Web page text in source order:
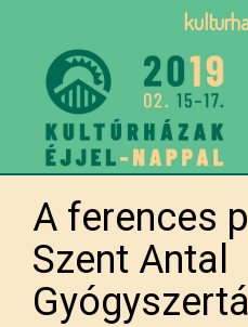
A ferences
Szent Antal